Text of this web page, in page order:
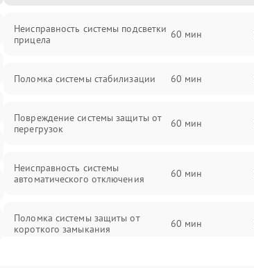
Неисправность системы подсветки
прицела
60 мин
Поломка системы стабилизации 60 мин
Повреждение системы защиты от
перегрузок
60 мин
Неисправность системы
автоматического отключения
60 мин
Поломка системы защиты от
короткого замыкания
60 мин